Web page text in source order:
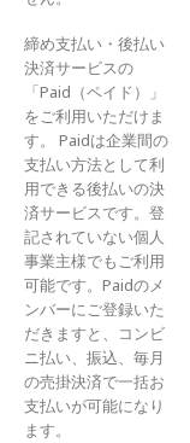
締め支払い・後払い
決済サービスの
「Paid（ペイド）」
をご利用いただけま
す。 Paidは企業間の
支払い方法として利
用できる後払いの決
済サービスです。登
記されていない個人
事業主様でもご利用
可能です。Paidのメ
ンバーにご登録いた
だきますと、コンビ
ニ払い、振込、毎月
の売掛決済で一括お
支払いが可能になり
ます。